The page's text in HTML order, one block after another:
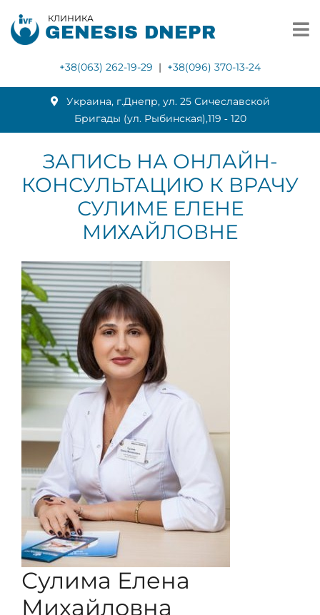
КЛИНИКА
GENESIS DNEPR
+38(063) 262-19-29 | +38(096) 370-13-24
Украина, г.Днепр, ул. 25 Сичеславской
Бригады (ул. Рыбинская),119 ‑ 120
ЗАПИСЬ НА ОНЛАЙН-
КОНСУЛЬТАЦИЮ К ВРАЧУ
СУЛИМЕ ЕЛЕНЕ
МИХАЙЛОВНЕ
Сулима Елена
Михайловна